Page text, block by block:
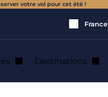
votre vol pour cet été !
France
Destinations